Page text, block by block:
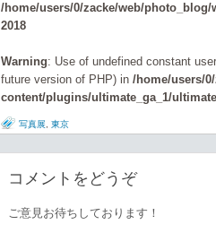
/home/users/0/zacke/web/
2018
Warning: Use of undefined constant
future version of PHP) in /home/users/
content/plugins/ultimate_ga_1/
写真展 東京
コメントをどうぞ
ご意見お待ちしております！